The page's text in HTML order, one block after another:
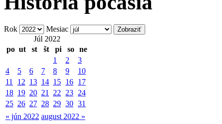
Rok
Mesiac
Júl 2022
po ut st št pi so ne
« jún 2022 august 2022 »
1 2
3
4
5 6 7 8 9
10
11
12 13 14 15 16 17
18 19 20 21 22 23 24
25 26 27 28 29 30 31